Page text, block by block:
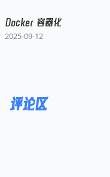
Docker 容器化
2025-09-12
评论区